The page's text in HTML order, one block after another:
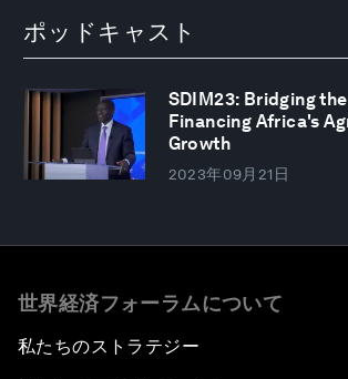
ポッドキャスト
SDIM23: Bridging
Financing Africa's
Growth
2023年09月21日
世界経済フォーラムについて
私たちのストラテジー